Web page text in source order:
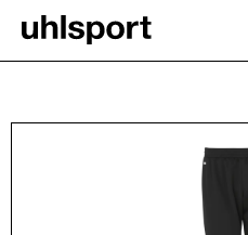
principal